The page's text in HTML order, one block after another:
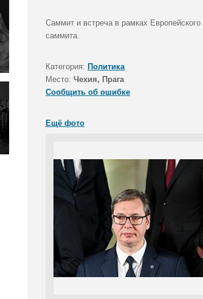
Саммит и встреча в рамках
саммита.
Категория: Политика
Место: Чехия, Прага
Сообщить об ошибке
Ещё фото